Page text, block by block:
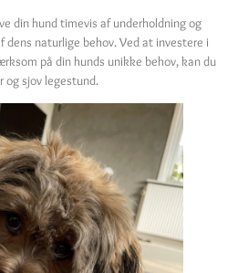
din hund timevis af underholdning og
naturlige behov. Ved at investere i
på din hunds unikke behov, kan du
og sjov legestund.